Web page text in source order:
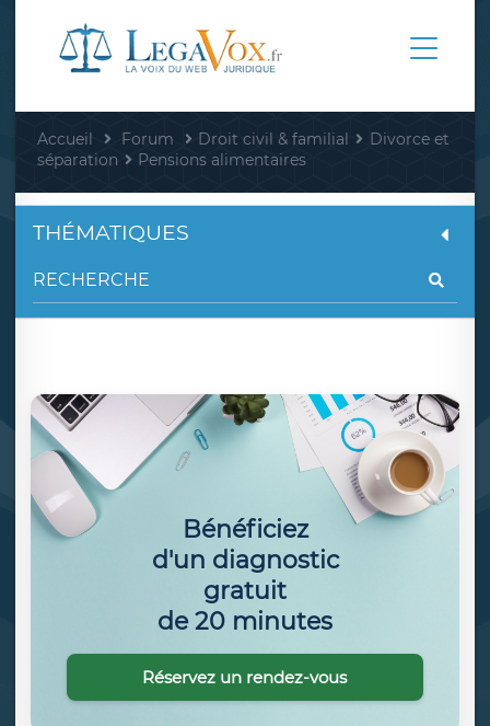
Accueil Forum Droit civil & familial
Divorce et
séparation
Pensions alimentaires
THÉMATIQUES
Bénéficiez
d'un diagnostic
gratuit
de 20 minutes
Réservez un rendez-vous